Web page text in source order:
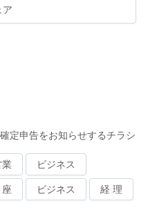
ア
定申告をお知らせするチラシ
業 ビジネス
ビジネス 経 理